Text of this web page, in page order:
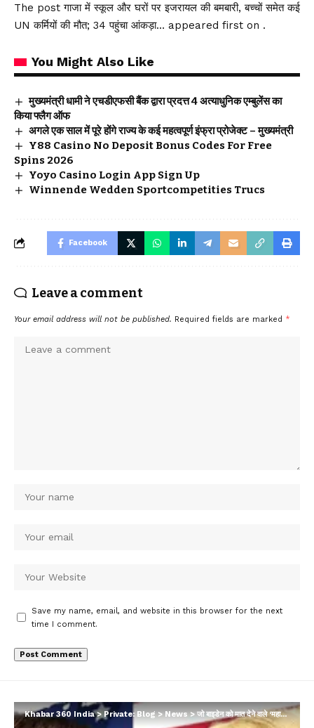
The post गाजा में स्कूल और घरों पर इजरायल की बमबारी, बच्चों समेत कई
UN कर्मियों की मौत; 34 पहुंचा आंकड़ा… appeared first on .
You Might Also Like
मुख्यमंत्री धामी ने एचडीएफसी बैंक द्वारा प्रदत्त 4 अत्याधुनिक एम्बुलेंस का
किया फ्लैग ऑफ
अगले एक साल में पूरे होंगे राज्य के कई महत्वपूर्ण इंफ्रा प्रोजेक्ट – मुख्यमंत्री
Y88 Casino No Deposit Bonus Codes For Free
Spins 2026
Yoyo Casino Login App Sign Up
Winnende Wedden Sportcompetities Trucs
Facebook
Leave a comment
Your email address will not be published. Required fields are marked *
Save my name, email, and website in this browser for the next
time I comment.
Khabar 360 India> Private: Blog>News>जो बाइडेन को मात देने वाले ‘महारथी’ डोनाल्ड ट्रंप कैसे चूक गए, कमला हैरिस ने चटा दी धूल; अब आगे क्या…